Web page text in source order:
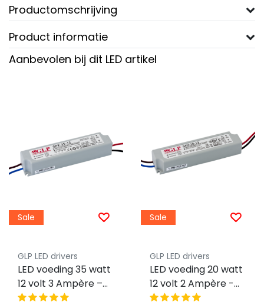
Productomschrijving
Product informatie
Aanbevolen bij dit LED artikel
Sale
GLP LED drivers
LED voeding 35 watt
12 volt 3 Ampère –
IP67 waterdicht –
Sale
GLP LED drivers
LED voeding 20 watt
12 volt 2 Ampère -
IP67 waterdicht -